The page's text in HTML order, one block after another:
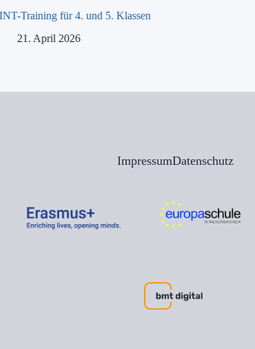
Training für 4. und 5. Klassen
21. April 2026
ImpressumDatenschutz